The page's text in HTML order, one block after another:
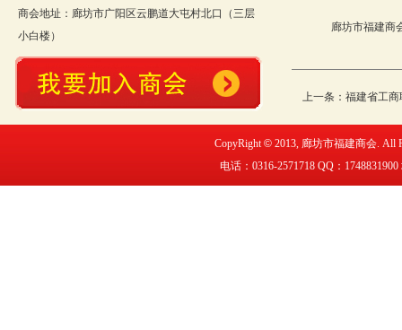
商会地址：廊坊市广阳区云鹏道大屯村北口（三层
小白楼）
廊坊市福建商
上一条： 福建省工
CopyRight©2013, 廊坊市福建商会. All
电话：0316-2571718 QQ： 1748831900